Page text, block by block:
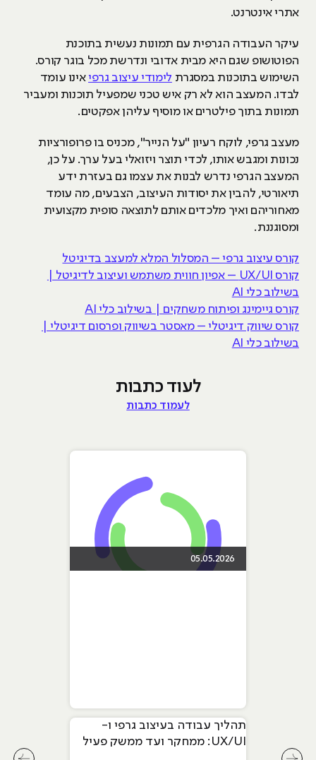
אתרי אינטרנט.
עיקר העבודה הגרפית עם תמונות נעשית בתוכנת
הפוטושופ שגם היא מבית אדובי ונדרשת מכל בוגר קורס.
השימוש בתוכנות במסגרת לימודי עיצוב גרפי אינו עומד
לבדו. המעצב הוא לא רק איש טכני שמפעיל תוכנות ומעביר
תמונות בתוך פילטרים או מוסיף עליהן אפקטים.
מעצב גרפי, לוקח רעיון "על הנייר", מכניס בו פרופורציות
נכונות ומגבש אותו, לכדי תוצר ויזואלי בעל ערך. על כן,
המעצב הגרפי נדרש לבנות את עצמו גם בעזרת ידע
תיאורטי, להבין את יסודות העיצוב, הצבעים, מה עומד
מאחוריהם ואיך מלכדים אותם לתוצאה סופית מקצועית
ומסוגננת.
קורס עיצוב גרפי – המסלול המלא למעצב בדיגיטל
קורס UX/UI – אפיון חווית משתמש ועיצוב לדיגיטל |
בשילוב כלי AI
קורס גיימינג ופיתוח משחקים | בשילוב כלי AI
קורס שיווק דיגיטלי – מאסטר בשיווק ופרסום דיגיטלי |
בשילוב כלי AI
לעוד כתבות
לעמוד כתבות
05.05.2026
תהליך עבודה בעיצוב גרפי ו-
UX/UI: ממחקר ועד ממשק פעיל